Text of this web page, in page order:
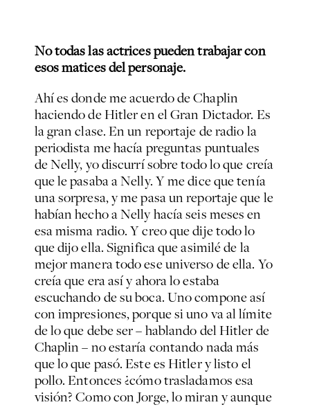
No todas las actrices pueden trabajar con
esos matices del personaje.
Ahí es donde me acuerdo de Chaplin
haciendo de Hitler en el Gran Dictador. Es
la gran clase. En un reportaje de radio la
periodista me hacía preguntas puntuales
de Nelly, yo discurrí sobre todo lo que creía
que le pasaba a Nelly. Y me dice que tenía
una sorpresa, y me pasa un reportaje que le
habían hecho a Nelly hacía seis meses en
esa misma radio. Y creo que dije todo lo
que dijo ella. Significa que asimilé de la
mejor manera todo ese universo de ella. Yo
creía que era así y ahora lo estaba
escuchando de su boca. Uno compone así
con impresiones, porque si uno va al límite
de lo que debe ser – hablando del Hitler de
Chaplin – no estaría contando nada más
que lo que pasó. Este es Hitler y listo el
pollo. Entonces ¿cómo trasladamos esa
visión? Como con Jorge, lo miran y aunque